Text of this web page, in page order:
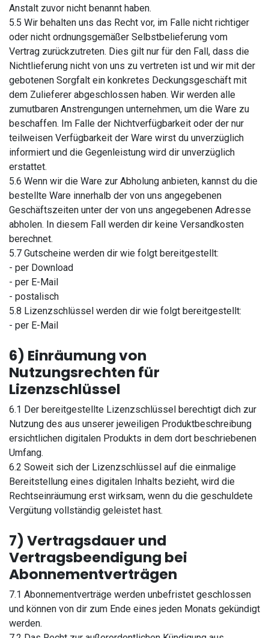
Anstalt zuvor nicht benannt haben.
5.5 Wir behalten uns das Recht vor, im Falle nicht richtiger
oder nicht ordnungsgemäßer Selbstbelieferung vom
Vertrag zurückzutreten. Dies gilt nur für den Fall, dass die
Nichtlieferung nicht von uns zu vertreten ist und wir mit der
gebotenen Sorgfalt ein konkretes Deckungsgeschäft mit
dem Zulieferer abgeschlossen haben. Wir werden alle
zumutbaren Anstrengungen unternehmen, um die Ware zu
beschaffen. Im Falle der Nichtverfügbarkeit oder der nur
teilweisen Verfügbarkeit der Ware wirst du unverzüglich
informiert und die Gegenleistung wird dir unverzüglich
erstattet.
5.6 Wenn wir die Ware zur Abholung anbieten, kannst du die
bestellte Ware innerhalb der von uns angegebenen
Geschäftszeiten unter der von uns angegebenen Adresse
abholen. In diesem Fall werden dir keine Versandkosten
berechnet.
5.7 Gutscheine werden dir wie folgt bereitgestellt:
- per Download
- per E-Mail
- postalisch
5.8 Lizenzschlüssel werden dir wie folgt bereitgestellt:
- per E-Mail
6) Einräumung von
Nutzungsrechten für
Lizenzschlüssel
6.1 Der bereitgestellte Lizenzschlüssel berechtigt dich zur
Nutzung des aus unserer jeweiligen Produktbeschreibung
ersichtlichen digitalen Produkts in dem dort beschriebenen
Umfang.
6.2 Soweit sich der Lizenzschlüssel auf die einmalige
Bereitstellung eines digitalen Inhalts bezieht, wird die
Rechtseinräumung erst wirksam, wenn du die geschuldete
Vergütung vollständig geleistet hast.
7) Vertragsdauer und
Vertragsbeendigung bei
Abonnementverträgen
7.1 Abonnementverträge werden unbefristet geschlossen
und können von dir zum Ende eines jeden Monats gekündigt
werden.